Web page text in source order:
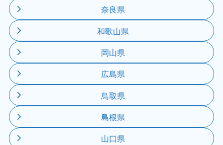
奈良県
和歌山県
岡山県
広島県
鳥取県
島根県
山口県